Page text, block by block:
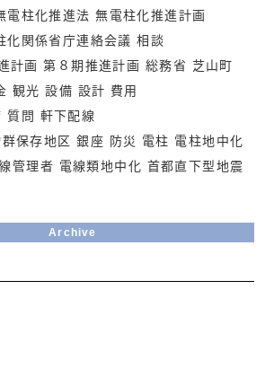
電柱化推進法 無電柱化推進計画
化関係省庁連絡会議 相談
計画 第８期推進計画 総務省 芝山町
観光 設備 設計 費用
質問 軒下配線
保存地区 銀座 防災 電柱 電柱地中化
管理者 電線類地中化 首都直下型地震
Archive